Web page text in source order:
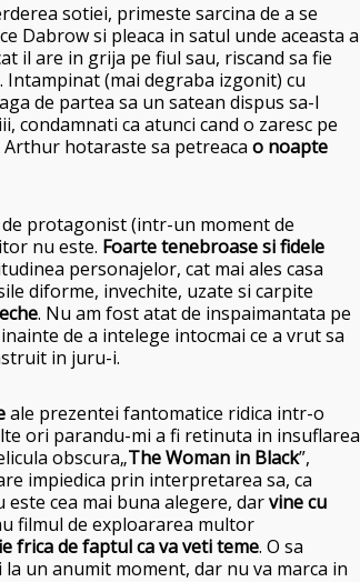
sotiei, primeste sarcina de a se
Dabrow si pleaca in satul unde aceasta a
il are in grija pe fiul sau, riscand sa fie
(mai degraba izgonit) cu
de partea sa un satean dispus sa-l
condamnati ca atunci cand o zaresc pe
hotaraste sa petreaca o noapte
protagonist (intr-un moment de
nu este. Foarte tenebroase si fidele
personajelor, cat mai ales casa
diforme, invechite, uzate si carpite
. Nu am fost atat de inspaimantata pe
de a intelege intocmai ce a vrut sa
in juru-i.
ale prezentei fantomatice ridica intr-o
ori parandu-mi a fi retinuta in insuflarea
obscura„The Woman in Black”,
impiedica prin interpretarea sa, ca
cea mai buna alegere, darvine cu
filmul de exploararea multor
frica de faptul ca va veti teme. O sa
un anumit moment, dar nu va marca in